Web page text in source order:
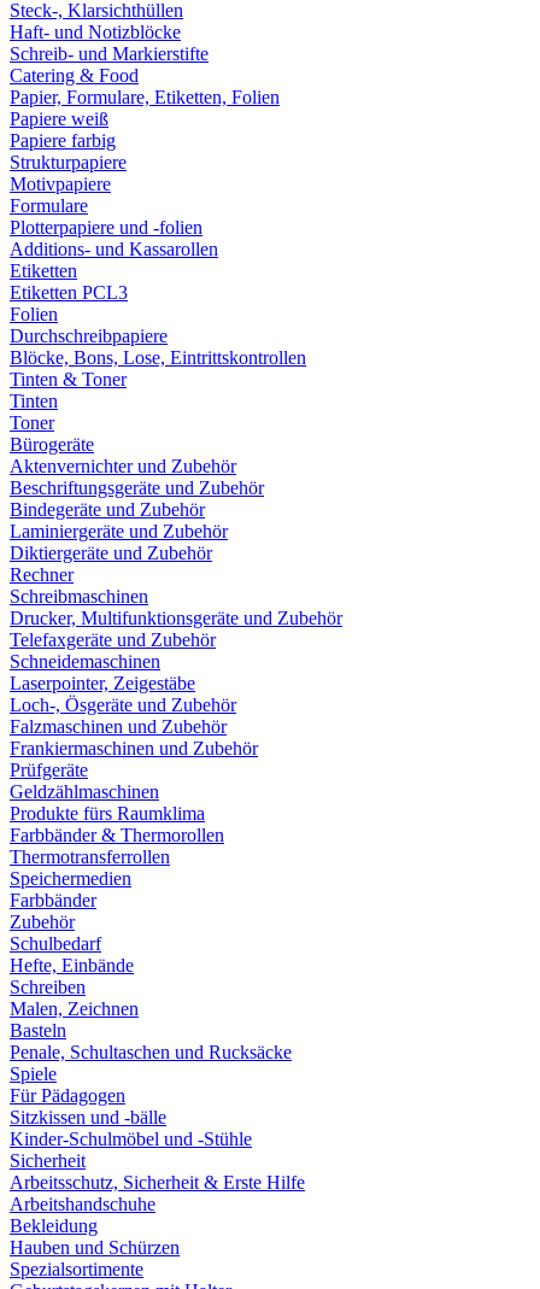
Steck-, Klarsichthüllen
Haft- und Notizblöcke
Schreib- und Markierstifte
Catering & Food
Papier, Formulare, Etiketten, Folien
Papiere weiß
Papiere farbig
Strukturpapiere
Motivpapiere
Formulare
Plotterpapiere und -folien
Additions- und Kassarollen
Etiketten
Etiketten PCL3
Folien
Durchschreibpapiere
Blöcke, Bons, Lose, Eintrittskontrollen
Tinten & Toner
Tinten
Toner
Bürogeräte
Aktenvernichter und Zubehör
Beschriftungsgeräte und Zubehör
Bindegeräte und Zubehör
Laminiergeräte und Zubehör
Diktiergeräte und Zubehör
Rechner
Schreibmaschinen
Drucker, Multifunktionsgeräte und Zubehör
Telefaxgeräte und Zubehör
Schneidemaschinen
Laserpointer, Zeigestäbe
Loch-, Ösgeräte und Zubehör
Falzmaschinen und Zubehör
Frankiermaschinen und Zubehör
Prüfgeräte
Geldzählmaschinen
Produkte fürs Raumklima
Farbbänder & Thermorollen
Thermotransferrollen
Speichermedien
Farbbänder
Zubehör
Schulbedarf
Hefte, Einbände
Schreiben
Malen, Zeichnen
Basteln
Penale, Schultaschen und Rucksäcke
Spiele
Für Pädagogen
Sitzkissen und -bälle
Kinder-Schulmöbel und -Stühle
Sicherheit
Arbeitsschutz, Sicherheit & Erste Hilfe
Arbeitshandschuhe
Bekleidung
Hauben und Schürzen
Spezialsortimente